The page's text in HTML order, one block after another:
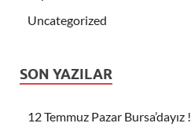
Uncategorized
SON YAZILAR
12 Temmuz Pazar Bursa’dayız !